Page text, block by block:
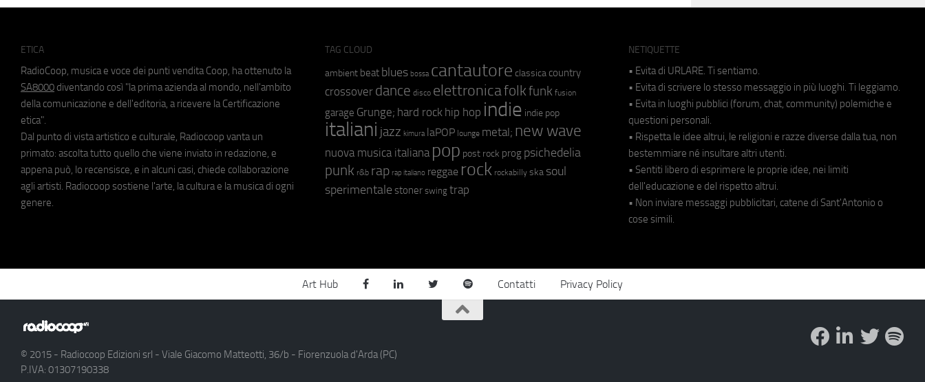
ETICA
RadioCoop, musica e voce dei punti vendita Coop, ha ottenuto la
SA8000 diventando così "la prima azienda al mondo, nell'ambito
della comunicazione e dell'editoria, a ricevere la Certificazione
etica".
Dal punto di vista artistico e culturale, Radiocoop vanta un
primato: ascolta tutto quello che viene inviato in redazione, e
appena può, lo recensisce, e in alcuni casi, chiede collaborazione
agli artisti. Radiocoop sostiene l'arte, la cultura e la musica di ogni
genere.
TAG CLOUD
ambient beat blues bossa cantautore classica country
crossover dance disco elettronicafolkfunk fusion
garage Grunge; hard rock hip hop indie indie pop
italiani jazz kimura laPOP lounge metal; new wave
nuova musica italiana pop post rock prog psichedelia
punk r&b rap rap italiano reggae rock rockabilly ska soul
sperimentale stoner swing trap
NETIQUETTE
• Evita di URLARE. Ti sentiamo.
• Evita di scrivere lo stesso messaggio in più luoghi. Ti leggiamo.
• Evita in luoghi pubblici (forum, chat, community) polemiche e
questioni personali.
• Rispetta le idee altrui, le religioni e razze diverse dalla tua, non
bestemmiare né insultare altri utenti.
• Sentiti libero di esprimere le proprie idee, nei limiti
dell'educazione e del rispetto altrui.
• Non inviare messaggi pubblicitari, catene di Sant'Antonio o
cose simili.
Art Hub Contatti Privacy Policy
© 2015 - Radiocoop Edizioni srl - Viale Giacomo Matteotti, 36/b - Fiorenzuola d'Arda (PC)
P.IVA: 01307190338